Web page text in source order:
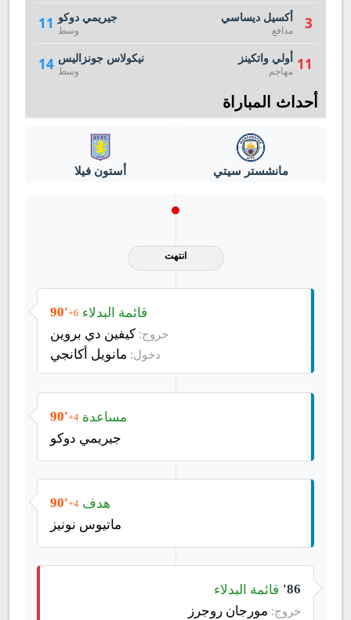
11 جيريمي دوكو
وسط
14 نيكولاس جونزاليس
وسط
3 أكسيل ديساسي
مدافع
11 أولي واتكينز
مهاجم
أحداث المباراة
مانشستر سيتي أستون فيلا
انتهت
90'+6 قائمة البدلاء
خروج: كيفين دي بروين
دخول: مانويل أكانجي
90'+4 مساعدة
جيريمي دوكو
90'+4 هدف
ماتيوس نونيز
86' قائمة البدلاء
خروج: مورجان روجرز